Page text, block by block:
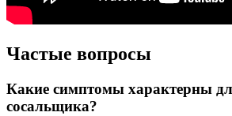
Частые вопросы
Какие симптомы характерны
сосальщика?